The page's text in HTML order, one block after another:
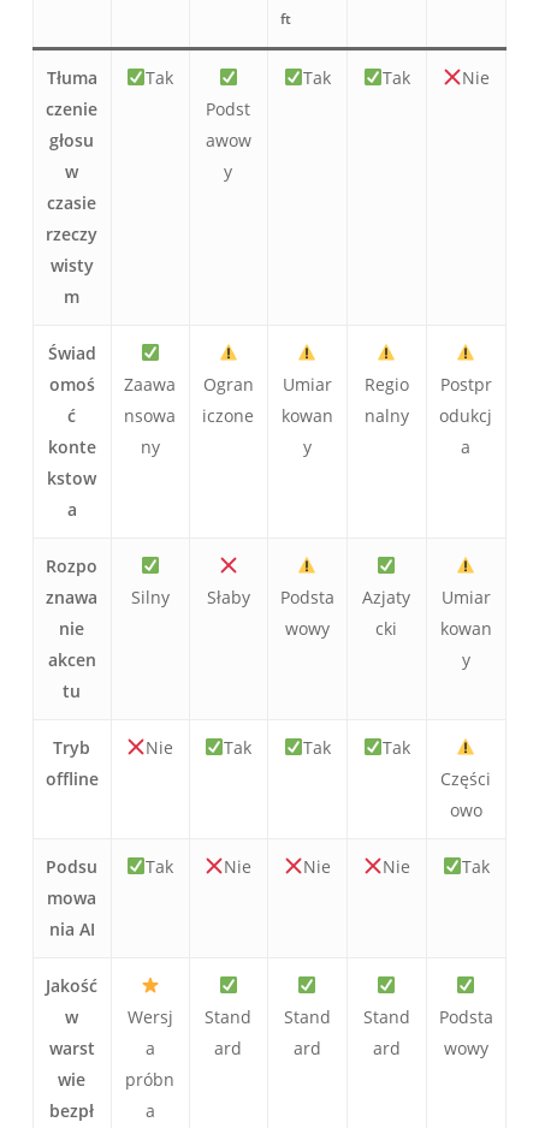
ft
Tłuma
czenie
głosu
w
czasie
rzeczy
wisty
m
Tak
Podst
awow
y
Tak Tak Nie
Świad
omoś
ć
konte
kstow
a
Zaawa
nsowa
ny
Ogran
iczone
Umiar
kowan
y
Regio
nalny
Postpr
odukcj
a
Rozpo
znawa
nie
akcen
tu
Silny Słaby
Podsta
wowy
Azjaty
cki
Umiar
kowan
y
Tryb
offline
Nie Tak Tak
Tak
Części
owo
Podsu
mowa
nia AI
Tak Nie Nie Nie Tak
Jakość
w
warst
wie
bezpł
Wersj
a
próbn
a
Stand
ard
Stand
ard
Stand
ard
Podsta
wowy